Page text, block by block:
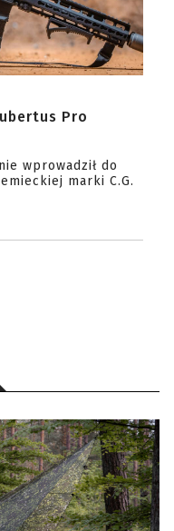
Pro
wprowadził do
marki C.G.